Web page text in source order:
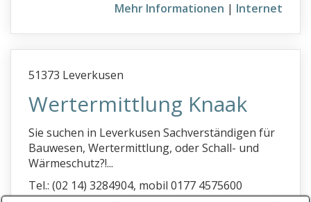
k
l
m
o
p
q
Mehr Informationen | Internet
51373 Leverkusen
Wertermittlung Knaak
Sie suchen in Leverkusen Sachverständigen für
Bauwesen, Wertermittlung, oder Schall- und
Wärmeschutz?!...
Tel.: (02 14) 3284904, mobil 0177 4575600